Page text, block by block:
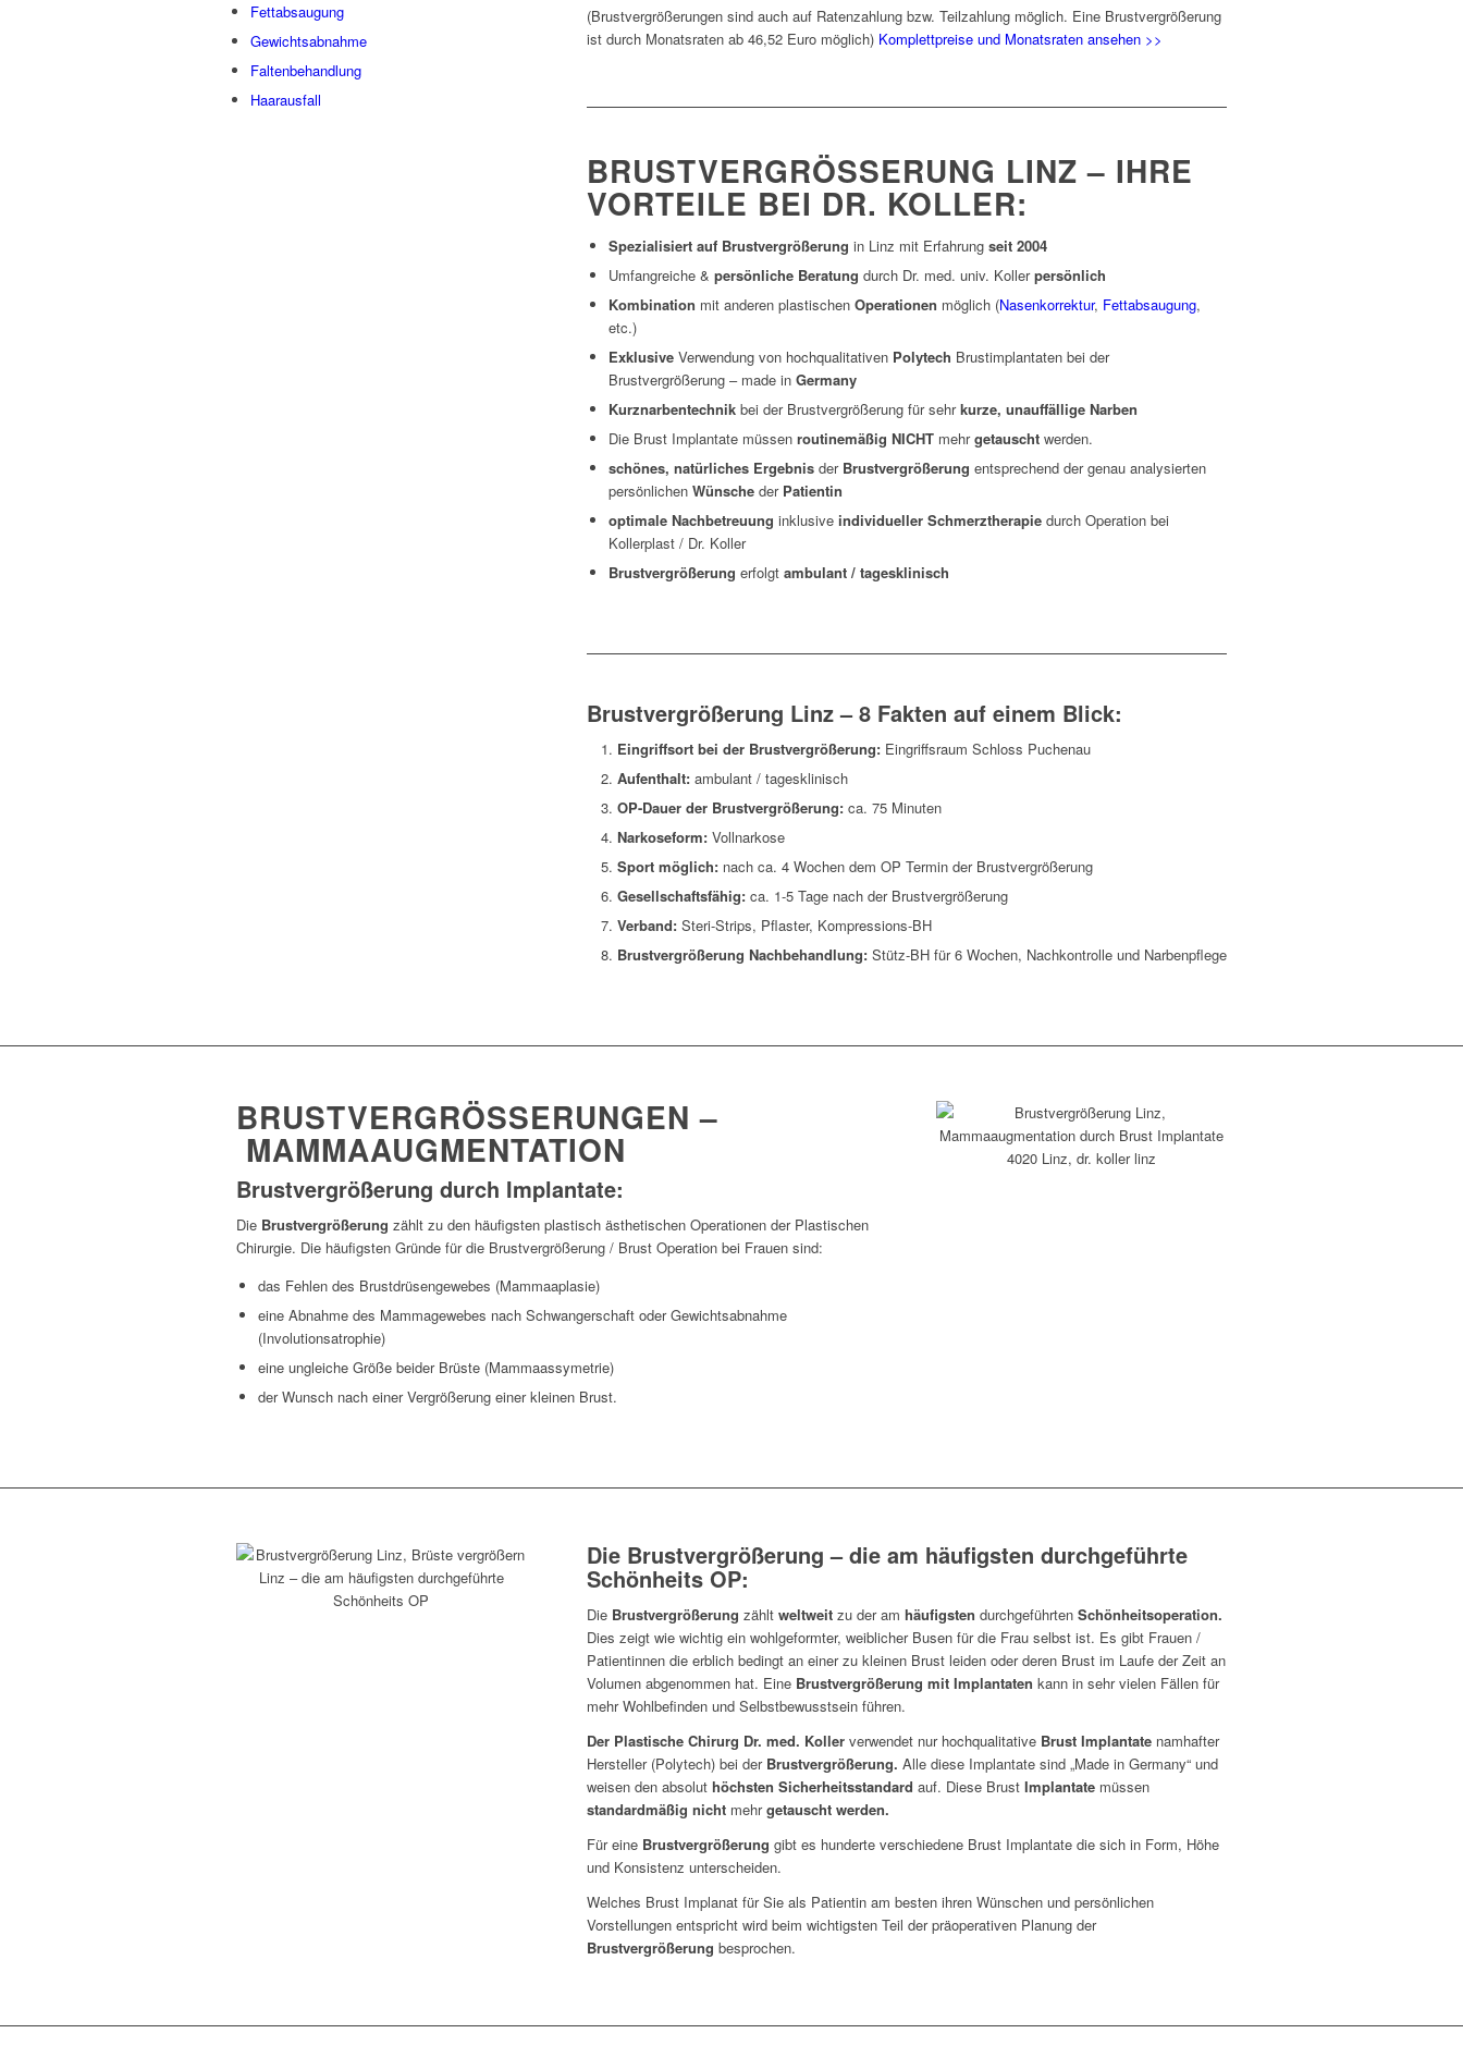
Fettabsaugung
Gewichtsabnahme
Faltenbehandlung
Haarausfall
(Brustvergrößerungen sind auch auf Ratenzahlung bzw. Teilzahlung möglich. Eine Brustvergrößerung
ist durch Monatsraten ab 46,52 Euro möglich) Komplettpreise und Monatsraten ansehen >>
BRUSTVERGRÖSSERUNG LINZ – IHRE V
ORTEILE BEI DR. KOLLER:
Spezialisiert auf Brustvergrößerung in Linz mit Erfahrung seit 2004
Umfangreiche & persönliche Beratung durch Dr. med. univ. Kollerpersönlich
Kombination mit anderen plastischen Operationen möglich (Nasenkorrektur, Fettabsaugung,
etc.)
ExklusiveVerwendung von hochqualitativen Polytech Brustimplantaten bei der
Brustvergrößerung – made in Germany
Kurznarbentechnikbei der Brustvergrößerung für sehrkurze, unauffällige Narben
Die Brust Implantate müssen routinemäßig NICHTmehrgetauschtwerden.
schönes, natürliches Ergebnisder Brustvergrößerung entsprechend der genau analysierten
persönlichen Wünscheder Patientin
optimale Nachbetreuung inklusive individueller Schmerztherapiedurch Operation bei
Kollerplast / Dr. Koller
Brustvergrößerung erfolgt ambulant / tagesklinisch
Brustvergrößerung Linz – 8 Fakten auf einem Blick:
Eingriffsort bei der Brustvergrößerung:Eingriffsraum Schloss Puchenau
Aufenthalt:ambulant / tagesklinisch
OP-Dauer der Brustvergrößerung:ca. 75 Minuten
Narkoseform:Vollnarkose
Sport möglich:nach ca. 4 Wochen dem OP Termin der Brustvergrößerung
Gesellschaftsfähig:ca. 1-5 Tage nach der Brustvergrößerung
Verband:Steri-Strips, Pflaster, Kompressions-BH
Brustvergrößerung Nachbehandlung:Stütz-BH für 6 Wochen, Nachkontrolle und Narbenpflege
BRUSTVERGRÖSSERUNGEN –
MAMMAAUGMENTATION
Brustvergrößerung durch Implantate:
Die Brustvergrößerung zählt zu den häufigsten plastisch ästhetischen Operationen der Plastischen
Chirurgie. Die häufigsten Gründe für die Brustvergrößerung / Brust Operation bei Frauen sind:
das Fehlen des Brustdrüsengewebes (Mammaaplasie)
eine Abnahme des Mammagewebes nach Schwangerschaft oder Gewichtsabnahme
(Involutionsatrophie)
eine ungleiche Größe beider Brüste (Mammaassymetrie)
der Wunsch nach einer Vergrößerung einer kleinen Brust.
Die Brustvergrößerung – die am häufigsten durchgeführte
Schönheits OP:
Die Brustvergrößerung zählt weltweitzu der am häufigsten durchgeführten Schönheitsoperation.
Dies zeigt wie wichtig ein wohlgeformter, weiblicher Busen für die Frau selbst ist. Es gibt Frauen /
Patientinnen die erblich bedingt an einer zu kleinen Brust leiden oder deren Brust im Laufe der Zeit an
Volumen abgenommen hat. Eine Brustvergrößerung mit Implantaten kann in sehr vielen Fällen für
mehr Wohlbefinden und Selbstbewusstsein führen.
Der Plastische Chirurg Dr. med. Kollerverwendet nur hochqualitative Brust Implantatenamhafter
Hersteller (Polytech) bei der Brustvergrößerung. Alle diese Implantate sind „Made in Germany“ und
weisen den absolut höchsten Sicherheitsstandard auf. Diese Brust Implantatemüssen
standardmäßig nichtmehrgetauscht werden.
Für eine Brustvergrößerung gibt es hunderte verschiedene Brust Implantate die sich in Form, Höhe
und Konsistenz unterscheiden.
Welches Brust Implanat für Sie als Patientin am besten ihren Wünschen und persönlichen
Vorstellungen entspricht wird beim wichtigsten Teil der präoperativen Planung der
Brustvergrößerung besprochen.